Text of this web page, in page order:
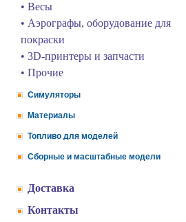
• Весы
• Аэрографы, оборудование для
покраски
• 3D-принтеры и запчасти
• Прочие
Симуляторы
Материалы
Топливо для моделей
Сборные и масштабные модели
Доставка
Контакты